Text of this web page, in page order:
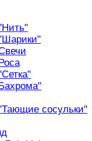
сосульки"